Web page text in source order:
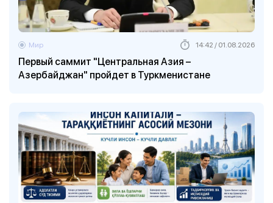
Первый саммит "Центральная Азия –
Азербайджан" пройдет в Туркменистане
Мир 14:42 / 01.08.2026